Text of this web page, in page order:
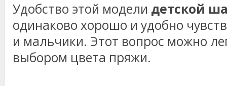
Удобство этой модели детской
одинаково хорошо и удобно
и мальчики. Этот вопрос можно
выбором цвета пряжи.